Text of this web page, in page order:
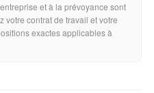
et à la prévoyance sont
contrat de travail et votre
exactes applicables à